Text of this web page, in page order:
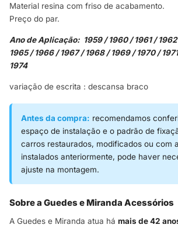
Material resina com friso de acabamento.
Preço do par.
Ano de Aplicação: 1959 / 1960 / 1961 /
1965 / 1966 / 1967 / 1968 / 1969 / 1970 /
1974
variação de escrita : descansa braco
Antes da compra: recomendamos
espaço de instalação e o padrão de
carros restaurados, modificados ou com
instalados anteriormente, pode haver
ajuste na montagem.
Sobre a Guedes e Miranda Acessórios
A Guedes e Miranda atua há mais de 42